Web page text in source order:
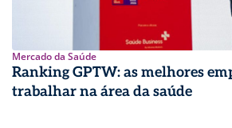
Mercado da Saúde
Ranking GPTW: as melhores
trabalhar na área da saúde